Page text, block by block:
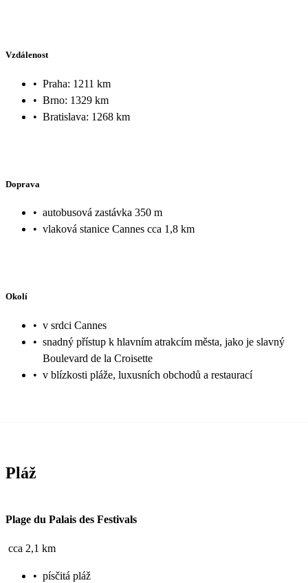
Vzdálenost
• Praha: 1211 km
• Brno: 1329 km
• Bratislava: 1268 km
Doprava
• autobusová zastávka 350 m
• vlaková stanice Cannes cca 1,8 km
Okolí
• v srdci Cannes
• snadný přístup k hlavním atrakcím města, jako je slavný
Boulevard de la Croisette
• v blízkosti pláže, luxusních obchodů a restaurací
Pláž
Plage du Palais des Festivals
cca 2,1 km
• písčitá pláž